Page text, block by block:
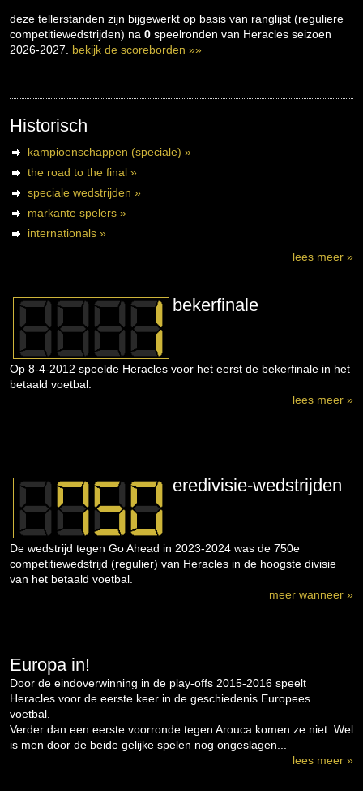
deze tellerstanden zijn bijgewerkt op basis van ranglijst (reguliere
competitiewedstrijden) na 0 speelronden van Heracles seizoen
2026-2027. bekijk de scoreborden »»
Historisch
kampioenschappen (speciale) »
the road to the final »
speciale wedstrijden »
markante spelers »
internationals »
lees meer »
bekerfinale
Op 8-4-2012 speelde Heracles voor het eerst de bekerfinale in het
betaald voetbal.
lees meer »
eredivisie-wedstrijden
De wedstrijd tegen Go Ahead in 2023-2024 was de 750e
competitiewedstrijd (regulier) van Heracles in de hoogste divisie
van het betaald voetbal.
meer wanneer »
Europa in!
Door de eindoverwinning in de play-offs 2015-2016 speelt
Heracles voor de eerste keer in de geschiedenis Europees
voetbal.
Verder dan een eerste voorronde tegen Arouca komen ze niet. Wel
is men door de beide gelijke spelen nog ongeslagen...
lees meer »